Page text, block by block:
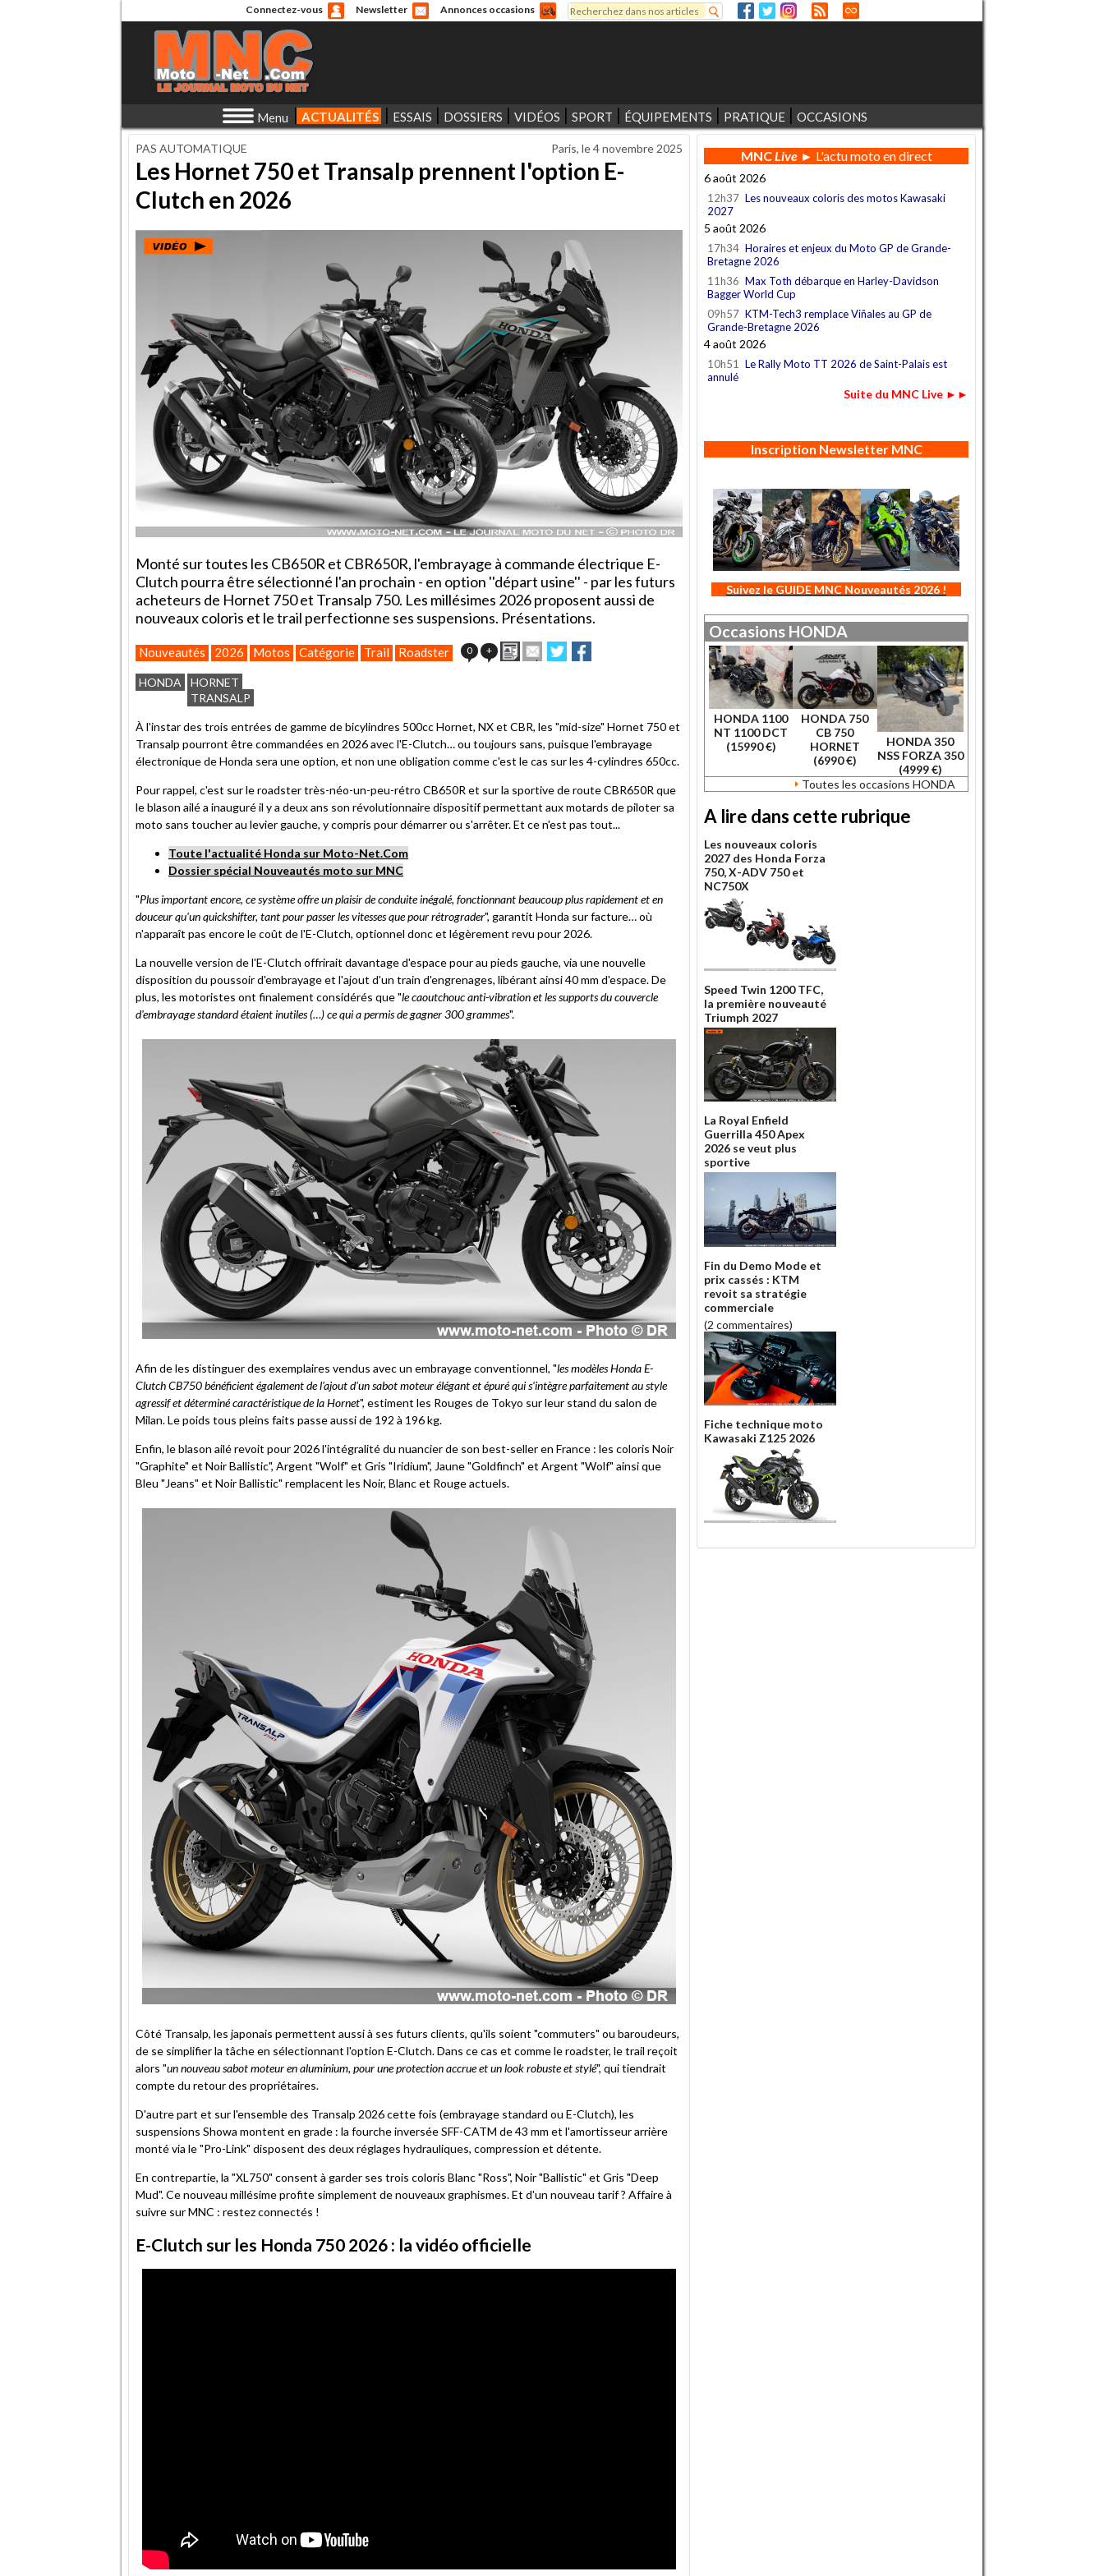
Connectez-vous Newsletter Annonces occasions
Formulaire de recherche
Rechercher
Menu ACTUALITÉS ESSAIS DOSSIERS VIDÉOS SPORT ÉQUIPEMENTS PRATIQUE OCCASIONS
PAS AUTOMATIQUE Paris, le4 novembre 2025
Les Hornet 750 et Transalp prennent l'option E-
Clutch en 2026
Monté sur toutes les CB650R et CBR650R, l'embrayage à commande électrique E-
Clutch pourra être sélectionné l'an prochain - en option ''départ usine'' - par les futurs
acheteurs de Hornet 750 et Transalp 750. Les millésimes 2026 proposent aussi de
nouveaux coloris et le trail perfectionne ses suspensions. Présentations.
Nouveautés 2026 Motos Catégorie Trail Roadster 0 + ImprimerEnvoyer
cet
Partager
sur
sur
HONDA
HORNET
TRANSALP
À l'instar des trois entrées de gamme de bicylindres 500cc Hornet, NX et CBR, les "mid-size" Hornet 750 et
Transalp pourront être commandées en 2026 avec l'E-Clutch… ou toujours sans, puisque l'embrayage
électronique de Honda sera une option, et non une obligation comme c'est le cas sur les 4-cylindres 650cc.
Pour rappel, c'est sur le roadster très-néo-un-peu-rétro CB650R et sur la sportive de route CBR650R que
le blason ailé a inauguré il y a deux ans son révolutionnaire dispositif permettant aux motards de piloter sa
moto sans toucher au levier gauche, y compris pour démarrer ou s'arrêter. Et ce n'est pas tout...
Toute l'actualité Honda sur Moto-Net.Com
Dossier spécial Nouveautés moto sur MNC
"Plus important encore, ce système offre un plaisir de conduite inégalé, fonctionnant beaucoup plus rapidement et en
douceur qu'un quickshifter, tant pour passer les vitesses que pour rétrograder", garantit Honda sur facture… où
n'apparaît pas encore le coût de l'E-Clutch, optionnel donc et légèrement revu pour 2026.
La nouvelle version de l'E-Clutch offrirait davantage d'espace pour au pieds gauche, via une nouvelle
disposition du poussoir d'embrayage et l'ajout d'un train d'engrenages, libérant ainsi 40 mm d'espace. De
plus, les motoristes ont finalement considérés que "le caoutchouc anti-vibration et les supports du couvercle
d'embrayage standard étaient inutiles (…) ce qui a permis de gagner 300 grammes".
Afin de les distinguer des exemplaires vendus avec un embrayage conventionnel, "les modèles Honda E-
Clutch CB750 bénéficient également de l'ajout d'un sabot moteur élégant et épuré qui s'intègre parfaitement au style
agressif et déterminé caractéristique de la Hornet", estiment les Rouges de Tokyo sur leur stand du salon de
Milan. Le poids tous pleins faits passe aussi de 192 à 196 kg.
Enfin, le blason ailé revoit pour 2026 l'intégralité du nuancier de son best-seller en France : les coloris Noir
"Graphite" et Noir Ballistic", Argent "Wolf" et Gris "Iridium", Jaune "Goldfinch" et Argent "Wolf" ainsi que
Bleu "Jeans" et Noir Ballistic" remplacent les Noir, Blanc et Rouge actuels.
Côté Transalp, les japonais permettent aussi à ses futurs clients, qu'ils soient "commuters" ou baroudeurs,
de se simplifier la tâche en sélectionnant l'option E-Clutch. Dans ce cas et comme le roadster, le trail reçoit
alors "un nouveau sabot moteur en aluminium, pour une protection accrue et un look robuste et stylé", qui tiendrait
compte du retour des propriétaires.
D'autre part et sur l'ensemble des Transalp 2026 cette fois (embrayage standard ou E-Clutch), les
suspensions Showa montent en grade : la fourche inversée SFF-CATM de 43 mm et l'amortisseur arrière
monté via le "Pro-Link" disposent des deux réglages hydrauliques, compression et détente.
En contrepartie, la "XL750" consent à garder ses trois coloris Blanc "Ross", Noir "Ballistic" et Gris "Deep
Mud". Ce nouveau millésime profite simplement de nouveaux graphismes. Et d'un nouveau tarif ? Affaire à
suivre sur MNC : restez connectés !
E-Clutch sur les Honda 750 2026 : la vidéo officielle
MNCLive► L'actu moto en direct
6 août 2026
12h37 Les nouveaux coloris des motos Kawasaki
2027
5 août 2026
17h34 Horaires et enjeux du Moto GP de Grande-
Bretagne 2026
11h36 Max Toth débarque en Harley-Davidson
Bagger World Cup
09h57 KTM-Tech3 remplace Viñales au GP de
Grande-Bretagne 2026
4 août 2026
10h51
Le Rally Moto TT 2026 de Saint-Palais est
annulé
Suite du MNC Live ►►
Inscription Newsletter MNC
Suivez le GUIDE MNC Nouveautés 2026 !
Occasions HONDA
HONDA 1100
NT 1100 DCT
(15990 €)
HONDA 750
CB 750
HORNET
(6990 €)
HONDA 350
NSS FORZA 350
(4999 €)
Toutes les occasions HONDA
A lire dans cette rubrique
Les nouveaux coloris
2027 des Honda Forza
750, X-ADV 750 et
NC750X
Speed Twin 1200 TFC,
la première nouveauté
Triumph 2027
La Royal Enfield
Guerrilla 450 Apex
2026 se veut plus
sportive
Fin du Demo Mode et
prix cassés : KTM
revoit sa stratégie
commerciale
(2 commentaires)
Fiche technique moto
Kawasaki Z125 2026